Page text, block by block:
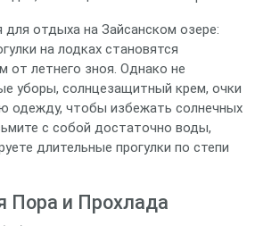
отдыха на Зайсанском озере:
на лодках становятся
от летнего зноя. Однако не
уборы, солнцезащитный крем, очки
одежду, чтобы избежать солнечных
с собой достаточно воды,
длительные прогулки по степи
Пора и Прохлада